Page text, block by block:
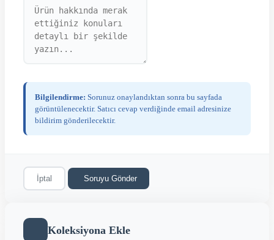
Bilgilendirme: Sorunuz onaylandıktan sonra bu sayfada
görüntülenecektir. Satıcı cevap verdiğinde email adresinize
bildirim gönderilecektir.
İptal Soruyu Gönder
Koleksiyona Ekle